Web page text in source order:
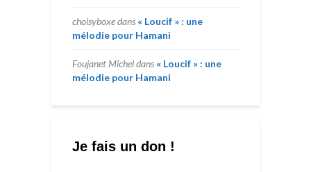
choisyboxedans « Loucif » : une
mélodie pour Hamani
Foujanet Micheldans « Loucif » : une
mélodie pour Hamani
Je fais un don !